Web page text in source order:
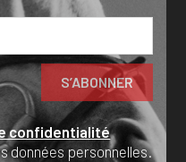
confidentialité
données personnelles.